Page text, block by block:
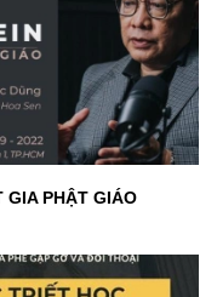
GIA PHẬT GIÁO